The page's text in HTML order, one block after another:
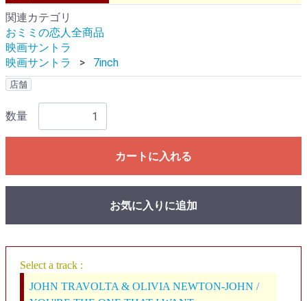
関連カテゴリ
おミミの恋人全商品
映画サントラ
映画サントラ
7inch
店舗
数量
カートに入れる
お気に入りに追加
Select a track :
JOHN TRAVOLTA & OLIVIA NEWTON-JOHN /